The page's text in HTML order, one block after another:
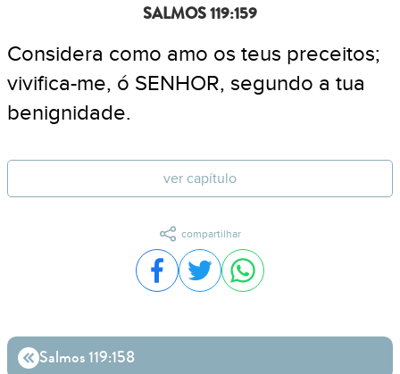
SALMOS 119:159
Considera como amo os teus preceitos;
vivifica-me, ó SENHOR, segundo a tua
benignidade.
ver capítulo
compartilhar
Compartilhar no Facebook
Compartilhar no Twitter
Compartilhar no
Salmos 119:158